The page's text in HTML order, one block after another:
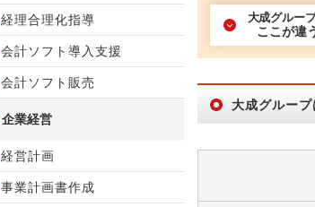
経理合理化指導
会計ソフト導入支援
会計ソフト販売
企業経営
経営計画
事業計画書作成
大成グルー
ここが違
大成グループ